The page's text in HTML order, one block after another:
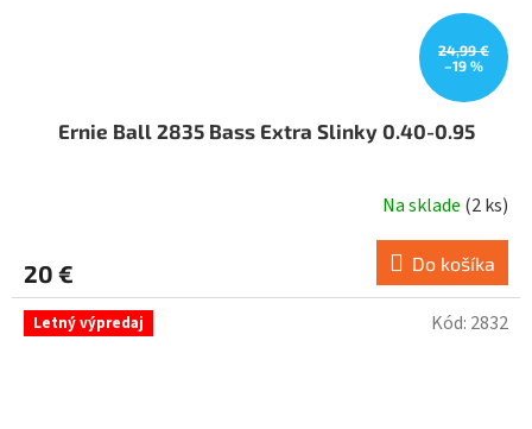
24,99 €
–19 %
Ernie Ball 2835 Bass Extra Slinky 0.40-0.95
Na sklade (2 ks)
20 € Do košíka
Letný výpredaj Kód: 2832